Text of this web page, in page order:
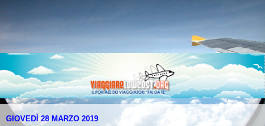
GIOVEDÌ 28 MARZO 2019